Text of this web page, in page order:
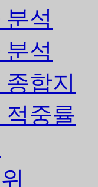
석
석
합지
중률